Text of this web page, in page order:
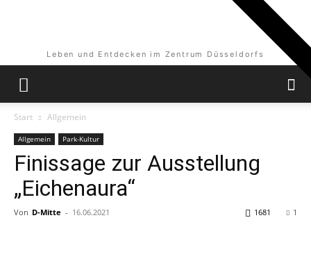
Leben und Entdecken im Zentrum Düsseldorfs
Start Allgemein
Allgemein Park-Kultur
Finissage zur Ausstellung
„Eichenaura“
Von D-Mitte - 16.06.2021 1
1681